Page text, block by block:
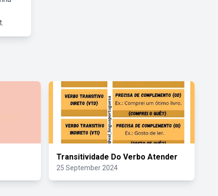
Transitividade Do Verbo Atender
25 September 2024